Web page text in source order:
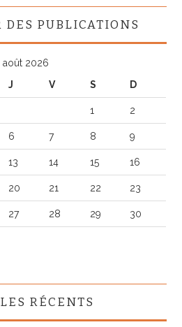
DES PUBLICATIONS
août 2026
J V S D
1 2
6 7 8 9
13 14 15 16
20 21 22 23
27 28 29 30
RÉCENTS